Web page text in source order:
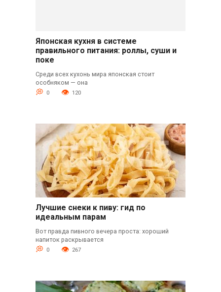
Японская кухня в системе
правильного питания: роллы, суши и
поке
Среди всех кухонь мира японская стоит
особняком — она
0 120
Лучшие снеки к пиву: гид по
идеальным парам
Вот правда пивного вечера проста: хороший
напиток раскрывается
0 267